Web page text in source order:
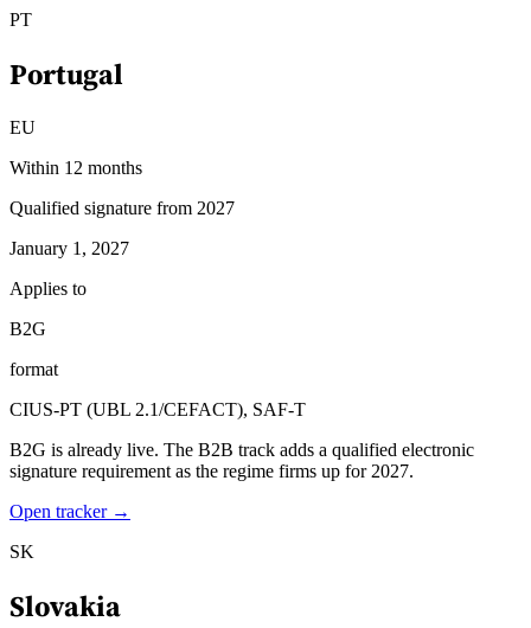
PT
Portugal
EU
Within 12 months
Qualified signature from 2027
January 1, 2027
Applies to
B2G
format
CIUS-PT (UBL 2.1/CEFACT), SAF-T
B2G is already live. The B2B track adds a qualified electronic
signature requirement as the regime firms up for 2027.
Open tracker →
SK
Slovakia